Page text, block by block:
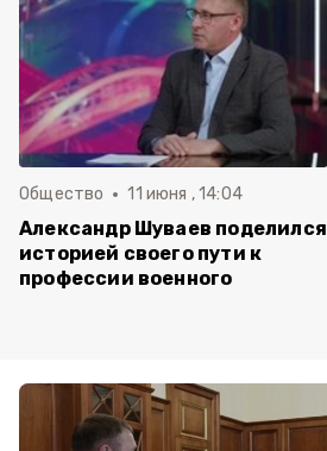
Общество 11 июня , 14:04
Александр Шуваев поделился
историей своего пути к
профессии военного